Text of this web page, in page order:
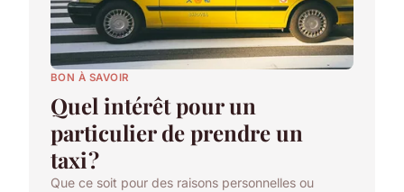
BON À SAVOIR
Quel intérêt pour un
particulier de prendre un
taxi ?
Que ce soit pour des raisons personnelles ou